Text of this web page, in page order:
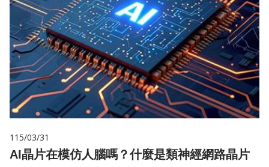
115/03/31
AI晶片在模仿人腦嗎？什麼是類神經網路晶片